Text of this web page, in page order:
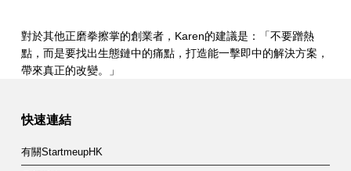
對於其他正磨拳擦掌的創業者，Karen的建議是：「不要蹭熱
點，而是要找出生態鏈中的痛點，打造能一擊即中的解決方案，
帶來真正的改變。」
快速連結
有關StartmeupHK